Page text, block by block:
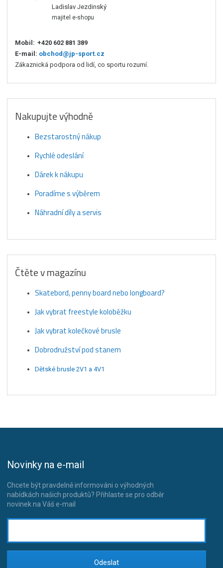
Ladislav Jezdinský
majitel e-shopu
Mobil: +420 602 881 389
E-mail: obchod@jp-sport.cz
Zákaznická podpora od lidí, co sportu rozumí.
Nakupujte výhodně
Bezstarostný nákup
Rychlé odeslání
Dárek k nákupu
Poradíme s výběrem
Náhradní díly a servis
Čtěte v magazínu
Skatebord, penny board nebo longboard?
Jak vybrat freestyle koloběžku
Jak vybrat kolečkové brusle
Dobrodružství pod stanem
Dětské brusle 2V1 a 4V1
Novinky na e-mail
Chcete být pravdelně informováni o výhodných
nabídkách našich produktů? Přihlaste se pro odběr
novinek na Váš e-mail
Odeslat